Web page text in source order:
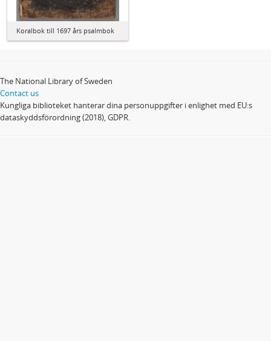
Koralbok till 1697 års psalmbok
The National Library of Sweden
Contact us
Kungliga biblioteket hanterar dina personuppgifter i enlighet med EU:s
dataskyddsförordning (2018), GDPR.